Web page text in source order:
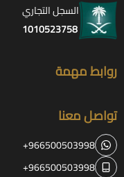
السجل التجاري
1010523758
روابط مهمة
تواصل معنا
+966500503998
+966500503998